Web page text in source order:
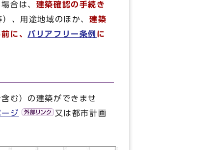
合は、 建築確認の手続き
、用途地域のほか、建築
に、 バリアフリー条例 に
む）の建築ができませ
ジ
又は都市計画